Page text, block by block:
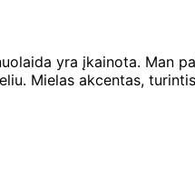
yra įkainota. Man
Mielas akcentas, turintis